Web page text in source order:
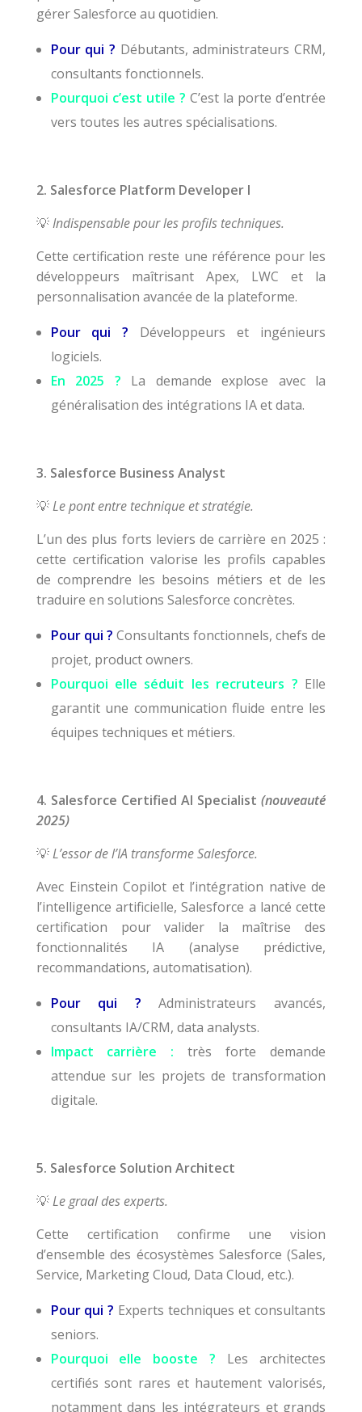
gérer Salesforce au quotidien.
Pour qui ? Débutants, administrateurs CRM,
consultants fonctionnels.
Pourquoi c’est utile ? C’est la porte d’entrée
vers toutes les autres spécialisations.
2. Salesforce Platform Developer I
💡 Indispensable pour les profils techniques.
Cette certification reste une référence pour les
développeurs maîtrisant Apex, LWC et la
personnalisation avancée de la plateforme.
Pour qui ? Développeurs et ingénieurs
logiciels.
En 2025 ? La demande explose avec la
généralisation des intégrations IA et data.
3. Salesforce Business Analyst
💡 Le pont entre technique et stratégie.
L’un des plus forts leviers de carrière en 2025 :
cette certification valorise les profils capables
de comprendre les besoins métiers et de les
traduire en solutions Salesforce concrètes.
Pour qui ? Consultants fonctionnels, chefs de
projet, product owners.
Pourquoi elle séduit les recruteurs ? Elle
garantit une communication fluide entre les
équipes techniques et métiers.
4. Salesforce Certified AI Specialist (nouveauté
2025)
💡 L’essor de l’IA transforme Salesforce.
Avec Einstein Copilot et l’intégration native de
l’intelligence artificielle, Salesforce a lancé cette
certification pour valider la maîtrise des
fonctionnalités IA (analyse prédictive,
recommandations, automatisation).
Pour qui ? Administrateurs avancés,
consultants IA/CRM, data analysts.
Impact carrière :très forte demande
attendue sur les projets de transformation
digitale.
5. Salesforce Solution Architect
💡 Le graal des experts.
Cette certification confirme une vision
d’ensemble des écosystèmes Salesforce (Sales,
Service, Marketing Cloud, Data Cloud, etc.).
Pour qui ? Experts techniques et consultants
seniors.
Pourquoi elle booste ? Les architectes
certifiés sont rares et hautement valorisés,
notamment dans les intégrateurs et grands